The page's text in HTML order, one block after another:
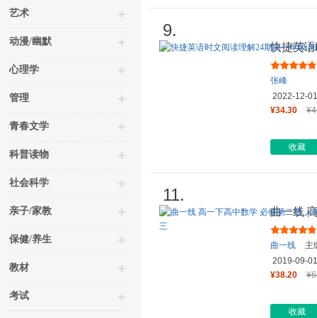
艺术
动漫/幽默
心理学
管理
青春文学
科普读物
社会科学
亲子/家教
保健/养生
教材
考试
9.
快捷英
理解与
张峰
2022-12-01
¥34.30
收藏
11.
曲一线
版 新教
曲一线
主
2019-09-01
¥38.20
收藏